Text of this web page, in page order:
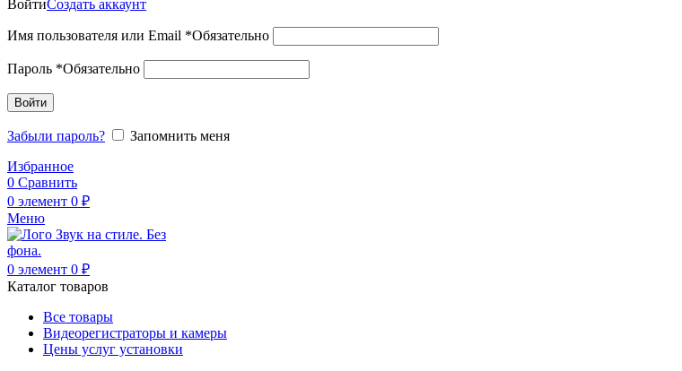
ВойтиСоздать аккаунт
Имя пользователя или Email *Обязательно
Пароль *Обязательно
Войти
Забыли пароль?
Запомнить меня
Избранное
0 Сравнить
0 элемент 0 ₽
Меню
0 элемент 0 ₽
Каталог товаров
Все товары
Видеорегистраторы и камеры
Цены услуг установки